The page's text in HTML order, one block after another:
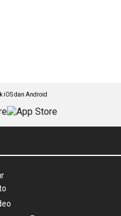
iOS dan Android